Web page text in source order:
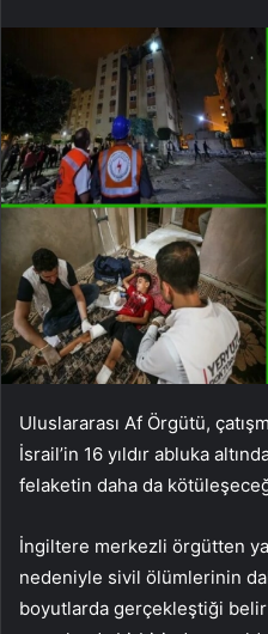
Uluslararası Af Örgütü,
İsrail’in 16 yıldır abluka
felaketin daha da
İngiltere merkezli örgütten
nedeniyle sivil ölümlerinin
boyutlarda gerçekleştiği